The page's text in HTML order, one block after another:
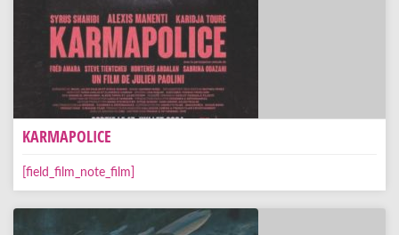
KARMAPOLICE
[field_film_note_film]